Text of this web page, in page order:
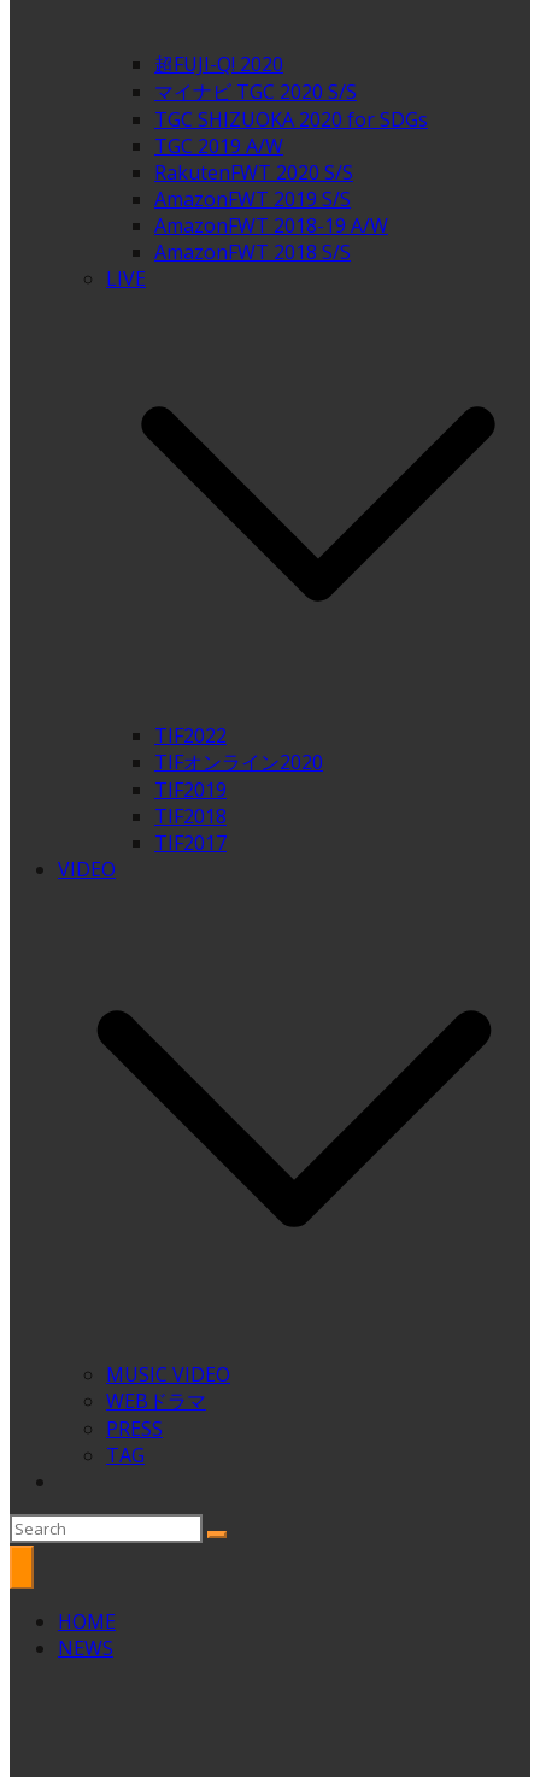
超FUJI-Q! 2020
マイナビ TGC 2020 S/S
TGC SHIZUOKA 2020 for SDGs
TGC 2019 A/W
RakutenFWT 2020 S/S
AmazonFWT 2019 S/S
AmazonFWT 2018-19 A/W
AmazonFWT 2018 S/S
LIVE
TIF2022
TIFオンライン2020
TIF2019
TIF2018
TIF2017
VIDEO
MUSIC VIDEO
WEBドラマ
PRESS
TAG
HOME
NEWS